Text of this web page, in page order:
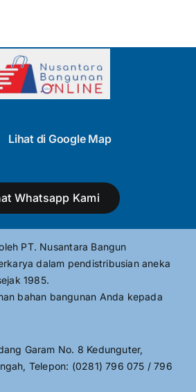
Lihat di Google Map
Whatsapp Kami
PT. Nusantara Bangun
dalam pendistribusian aneka
1985.
bahan bangunan Anda kepada
Garam No. 8 Kedunguter,
Telepon: (0281) 796 075 / 796